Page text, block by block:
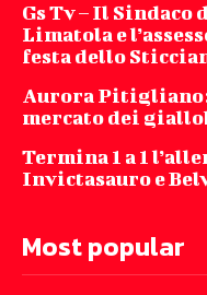
Gs Tv – Il Sindaco
Limatola e
festa dello
Aurora
mercato dei
Termina 1 a 1
Invictasauro e
Most popular